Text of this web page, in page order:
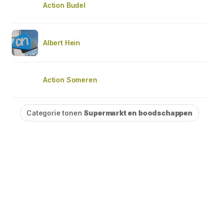
Action Budel
Albert Hein
Action Someren
Categorie tonen Supermarkt en boodschappen